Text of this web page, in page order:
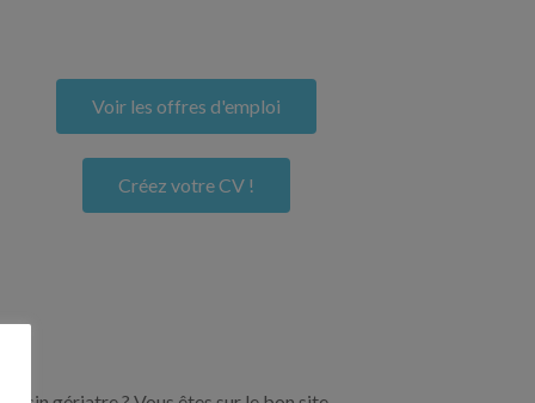
Voir les offres d'emploi
Créez votre CV !